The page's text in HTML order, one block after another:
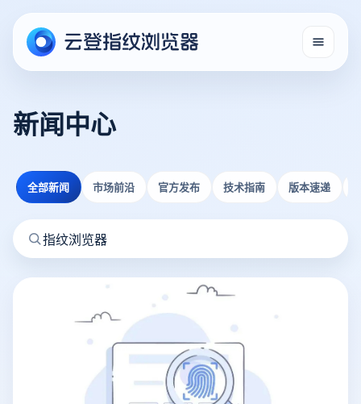
新闻中心
全部新闻 市场前沿 官方发布 技术指南 版本速递